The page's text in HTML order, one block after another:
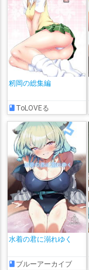
籾岡の総集編
ToLOVEる
水着の君に溺れゆく
ブルーアーカイブ